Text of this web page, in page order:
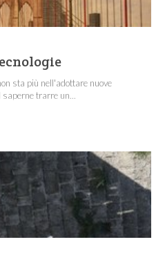
sta più nell'adottare nuove
trarre un...